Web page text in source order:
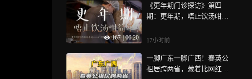
167 | 06:20
《更年期门诊探访》第四
期：更年期，唔止饮汤咁简
女儿童医疗中心更年期专科
前一碗汤，胜过良药方”，在
老广心中，汤料不只是食
17小时前
一脚广东一脚广西！春英公
祖居跨两省，藏着比网红打